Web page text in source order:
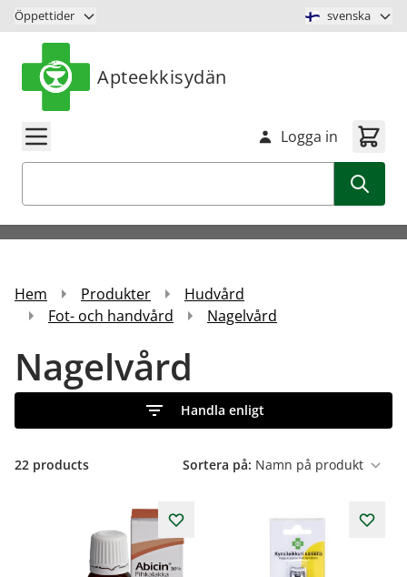
Hoppa till innehåll
Öppettider svenska
Apteekkisydän
Logga in
Hem Produkter
Hudvård
Fot- och handvård
Nagelvård
Nagelvård
Handla enligt
22 products Sortera på: